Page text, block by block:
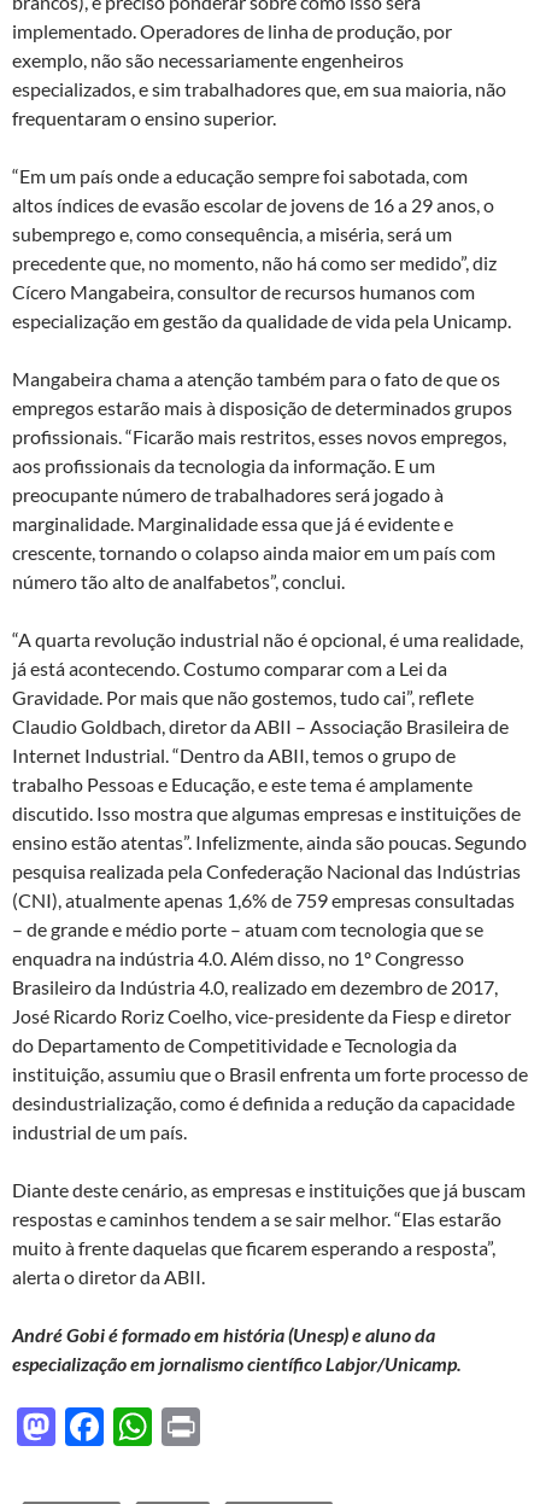
implementado. Operadores de linha de produção, por
exemplo, não são necessariamente engenheiros
especializados, e sim trabalhadores que, em sua maioria, não
frequentaram o ensino superior.
“Em um país onde a educação sempre foi sabotada, com
altos índices de evasão escolar de jovens de 16 a 29 anos, o
subemprego e, como consequência, a miséria, será um
precedente que, no momento, não há como ser medido”, diz
Cícero Mangabeira, consultor de recursos humanos com
especialização em gestão da qualidade de vida pela Unicamp.
Mangabeira chama a atenção também para o fato de que os
empregos estarão mais à disposição de determinados grupos
profissionais. “Ficarão mais restritos, esses novos empregos,
aos profissionais da tecnologia da informação. E um
preocupante número de trabalhadores será jogado à
marginalidade. Marginalidade essa que já é evidente e
crescente, tornando o colapso ainda maior em um país com
número tão alto de analfabetos”, conclui.
“A quarta revolução industrial não é opcional, é uma realidade,
já está acontecendo. Costumo comparar com a Lei da
Gravidade. Por mais que não gostemos, tudo cai”, reflete
Claudio Goldbach, diretor da ABII – Associação Brasileira de
Internet Industrial. “Dentro da ABII, temos o grupo de
trabalho Pessoas e Educação, e este tema é amplamente
discutido. Isso mostra que algumas empresas e instituições de
ensino estão atentas”. Infelizmente, ainda são poucas. Segundo
pesquisa realizada pela Confederação Nacional das Indústrias
(CNI), atualmente apenas 1,6% de 759 empresas consultadas
– de grande e médio porte – atuam com tecnologia que se
enquadra na indústria 4.0. Além disso, no 1º Congresso
Brasileiro da Indústria 4.0, realizado em dezembro de 2017,
José Ricardo Roriz Coelho, vice-presidente da Fiesp e diretor
do Departamento de Competitividade e Tecnologia da
instituição, assumiu que o Brasil enfrenta um forte processo de
desindustrialização, como é definida a redução da capacidade
industrial de um país.
Diante deste cenário, as empresas e instituições que já buscam
respostas e caminhos tendem a se sair melhor. “Elas estarão
muito à frente daquelas que ficarem esperando a resposta”,
alerta o diretor da ABII.
André Gobi é formado em história (Unesp) e aluno da
especialização em jornalismo científico Labjor/Unicamp.
M F
W